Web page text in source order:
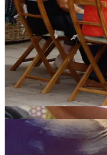
Språkskolor i Teneriffa
Städer nära
Kanarieöarna-